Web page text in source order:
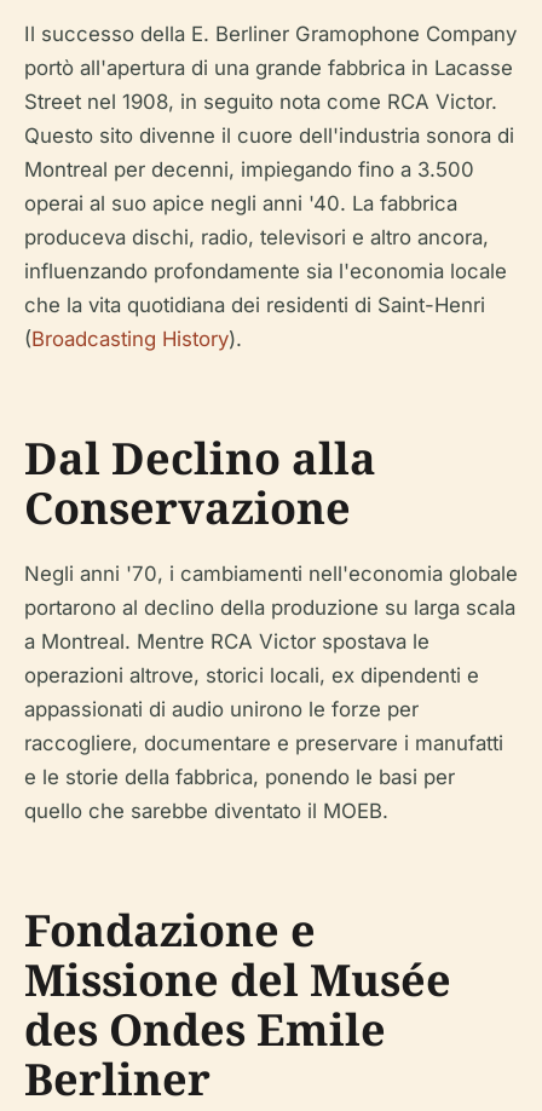
Il successo della E. Berliner Gramophone Company
portò all'apertura di una grande fabbrica in Lacasse
Street nel 1908, in seguito nota come RCA Victor.
Questo sito divenne il cuore dell'industria sonora di
Montreal per decenni, impiegando fino a 3.500
operai al suo apice negli anni '40. La fabbrica
produceva dischi, radio, televisori e altro ancora,
influenzando profondamente sia l'economia locale
che la vita quotidiana dei residenti di Saint-Henri
(Broadcasting History).
Dal Declino alla
Conservazione
Negli anni '70, i cambiamenti nell'economia globale
portarono al declino della produzione su larga scala
a Montreal. Mentre RCA Victor spostava le
operazioni altrove, storici locali, ex dipendenti e
appassionati di audio unirono le forze per
raccogliere, documentare e preservare i manufatti
e le storie della fabbrica, ponendo le basi per
quello che sarebbe diventato il MOEB.
Fondazione e
Missione del Musée
des Ondes Emile
Berliner